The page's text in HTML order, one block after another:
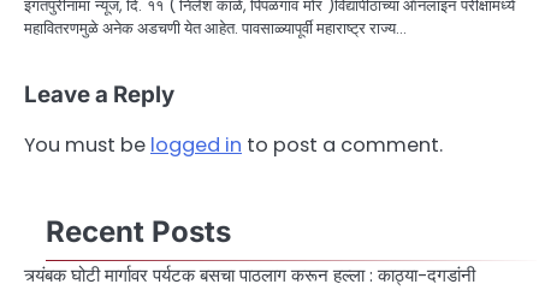
इगतपुरीनामा न्यूज, दि. ११ ( निलेश काळे, पिंपळगाव मोर )विद्यापीठांच्या ऑनलाइन परीक्षांमध्ये
महावितरणमुळे अनेक अडचणी येत आहेत. पावसाळ्यापूर्वी महाराष्ट्र राज्य…
Leave a Reply
You must be logged in to post a comment.
Recent Posts
त्र्यंबक घोटी मार्गावर पर्यटक बसचा पाठलाग करून हल्ला : काठ्या-दगडांनी